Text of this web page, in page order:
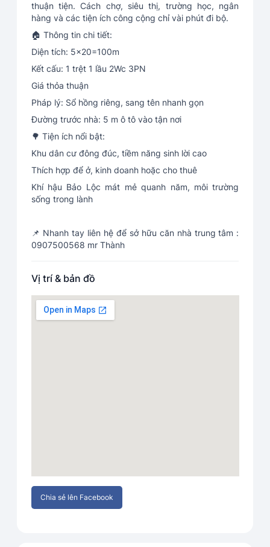
thuận tiện. Cách chợ, siêu thị, trường học, ngân
hàng và các tiện ích công cộng chỉ vài phút đi bộ.
🏠 Thông tin chi tiết:
Diện tích: 5x20=100m
Kết cấu: 1 trệt 1 lầu 2Wc 3PN
Giá thỏa thuận
Pháp lý: Sổ hồng riêng, sang tên nhanh gọn
Đường trước nhà: 5 m ô tô vào tận nơi
🌳 Tiện ích nổi bật:
Khu dân cư đông đúc, tiềm năng sinh lời cao
Thích hợp để ở, kinh doanh hoặc cho thuê
Khí hậu Bảo Lộc mát mẻ quanh năm, môi trường
sống trong lành
📌 Nhanh tay liên hệ để sở hữu căn nhà trung tâm :
0907500568 mr Thành
Vị trí & bản đồ
Chia sẻ lên Facebook